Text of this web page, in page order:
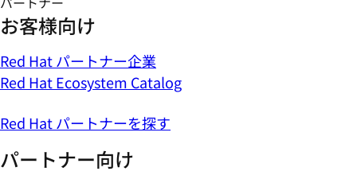
お客様向け
Red Hat パートナー企業
Red Hat Ecosystem Catalog
Red Hat パートナーを探す
パートナー向け